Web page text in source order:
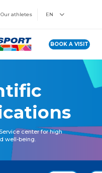
Our athletes EN
BOOK A VISIT
center for high
well-being.